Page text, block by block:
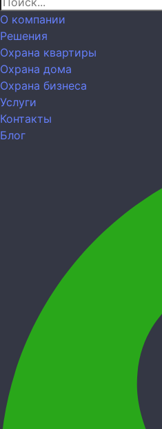
О компании
Решения
Охрана квартиры
Охрана дома
Охрана бизнеса
Услуги
Контакты
Блог